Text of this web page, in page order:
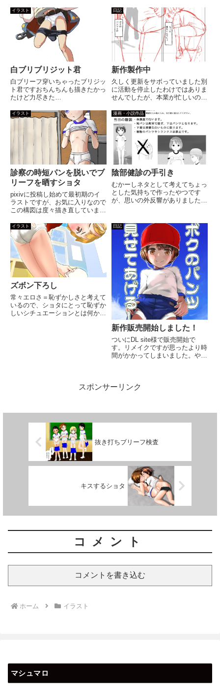
イラスト
白ブリブリジット君
白ブリーフ穿いちゃったブリジッ
ト君ですおちんちんも描きたかっ
たけど力尽きた…
日記
新作製作中
久しく更新をサボっていました別
に活動を停止したわけではありま
せんでしたが、本業が忙しいの
充電期間としていろいろ勉強して
いましたその中でもジェスチャー
ドローイングとの出会いは私の中
で革命的なものでした。時間があ
れ...
イラスト
診察の時短パンを脱いでブ
リーフを晒すショタ
pixivに投稿し始めて最初期のイ
ラストですが、お気に入りなので
この構図は度々描き直していま
脱がしておちんちん確認するとか
やってたんですが今はどうなんで
すかね。発育過程を確認するのは
重要なので是非続けていくべき...
漫画・小説作品
陰部健診の手引き
むかーしネタとして考えてちょっ
とした気持ちで作ったやつです
が、思いの外反響がありました。
込んでいた今考えるとエロいもの
をピックアップしてデフォルメや
改変していくのが向いているので
イラスト
ズボン下ろし
常々エロさ＝恥ずかしさと考えて
いるので、ショタにとって恥ずか
しいシチュエーションとは何かを
日記
新作販売開始しました！
ついにDL site様で販売開始で
す。リメイクですが思ったより時
間がかかってしまいました。やっ
す。早くこの2人でラブラブえっ
スポンサーリンク
抜き打ちブリーフ検査
キスするショタ
コメント
コメントを書き込む
ホーム イラスト
マシュマロ